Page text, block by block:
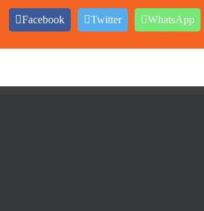
Facebook Twitter WhatsApp